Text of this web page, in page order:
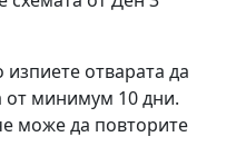
отварата да
от минимум 10 дни.
може да повторите